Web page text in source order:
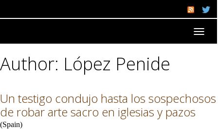
Author: López Penide
Un testigo condujo hasta los sospechosos
de robar arte sacro en iglesias y pazos
(Spain)